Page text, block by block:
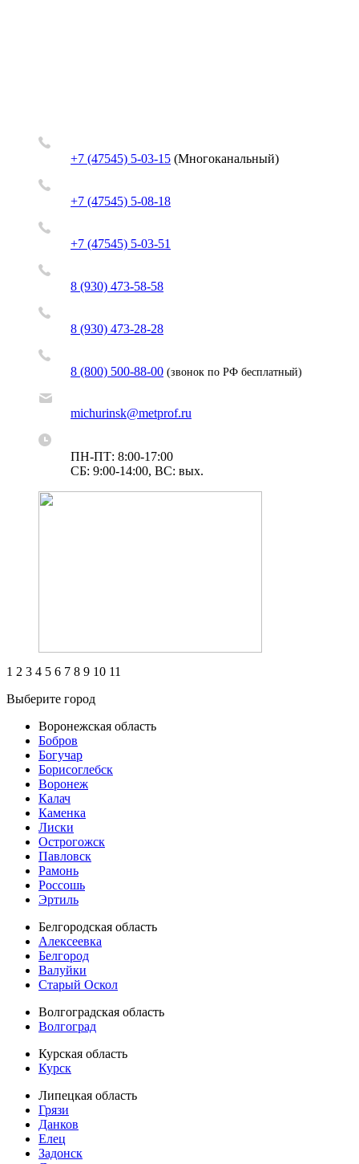
+7 (47545) 5-03-15 (Многоканальный)
+7 (47545) 5-08-18
+7 (47545) 5-03-51
8 (930) 473-58-58
8 (930) 473-28-28
8 (800) 500-88-00 (звонок по РФ бесплатный)
michurinsk@metprof.ru
ПН-ПТ: 8:00-17:00
СБ: 9:00-14:00, ВС: вых.
1 2 3 4 5 6 7 8 9 10 11
Выберите город
Воронежская область
Бобров
Богучар
Борисоглебск
Воронеж
Калач
Каменка
Лиски
Острогожск
Павловск
Рамонь
Россошь
Эртиль
Белгородская область
Алексеевка
Белгород
Валуйки
Старый Оскол
Волгоградская область
Волгоград
Курская область
Курск
Липецкая область
Грязи
Данков
Елец
Задонск